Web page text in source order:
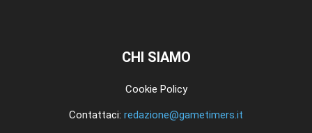
CHI SIAMO
Cookie Policy
Contattaci: redazione@gametimers.it